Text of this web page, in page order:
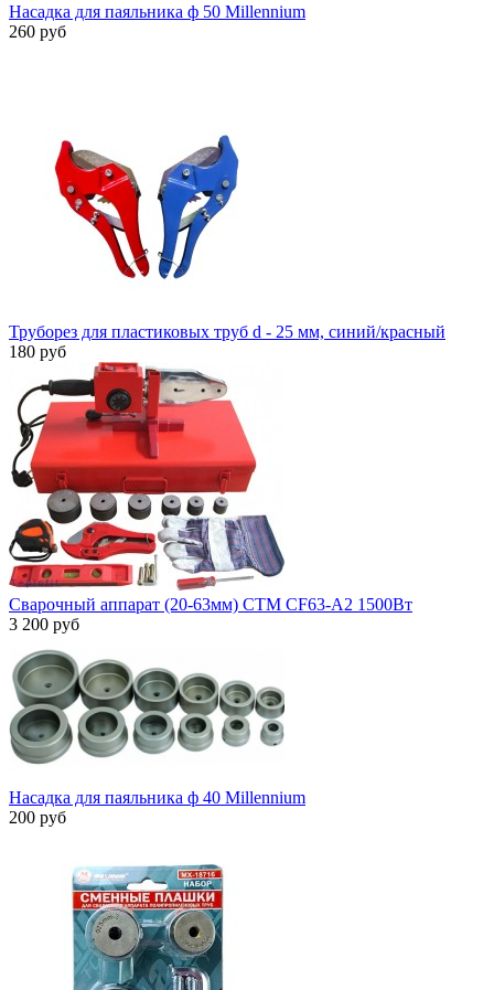
Насадка для паяльника ф 50 Millennium
260 руб
Труборез для пластиковых труб d - 25 мм, синий/красный
180 руб
Сварочный аппарат (20-63мм) СТМ CF63-A2 1500Вт
3 200 руб
Насадка для паяльника ф 40 Millennium
200 руб